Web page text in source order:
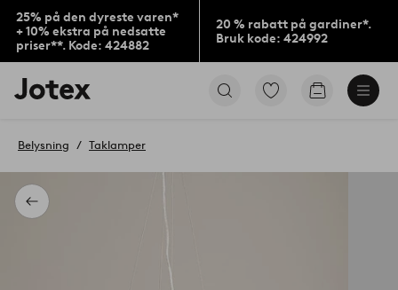
25% på den dyreste varen*
+ 10% ekstra på nedsatte
priser**. Kode: 424882
20 % rabatt på gardiner*.
Bruk kode: 424992
Jotex’
logo
til
Gå
Gå
Tilbake
Belysning Taklamper